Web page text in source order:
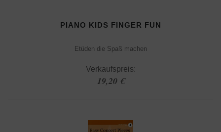
PIANO KIDS FINGER FUN
Etüden die Spaß machen
Verkaufspreis:
19,20 €